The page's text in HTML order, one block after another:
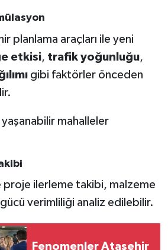
planlama araçları ile yeni
etkisi, trafik yoğunluğu,
gibi faktörler önceden
mahalleler
proje ilerleme takibi, malzeme
gücü verimliliği analiz edilebilir.
Fenomenler Ataşehir